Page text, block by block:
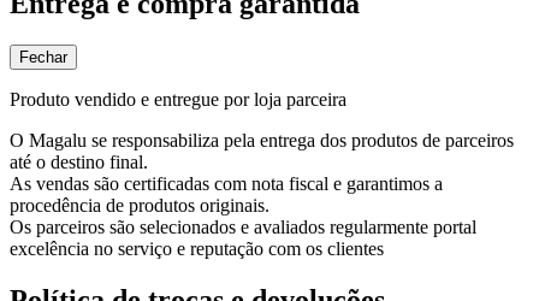
Fechar
Produto vendido e entregue por loja parceira
O Magalu se responsabiliza pela entrega dos produtos de parceiros
até o destino final.
As vendas são certificadas com nota fiscal e garantimos a
procedência de produtos originais.
Os parceiros são selecionados e avaliados regularmente portal
excelência no serviço e reputação com os clientes